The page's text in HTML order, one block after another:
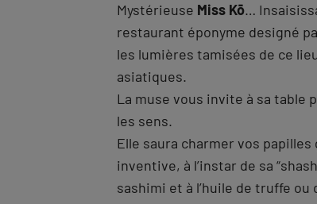
Mystérieuse Miss Kō…
restaurant éponyme designé
les lumières tamisées de ce
asiatiques.
La muse vous invite à sa table
les sens.
Elle saura charmer vos
inventive, à l’instar de sa
sashimi et à l’huile de truffe